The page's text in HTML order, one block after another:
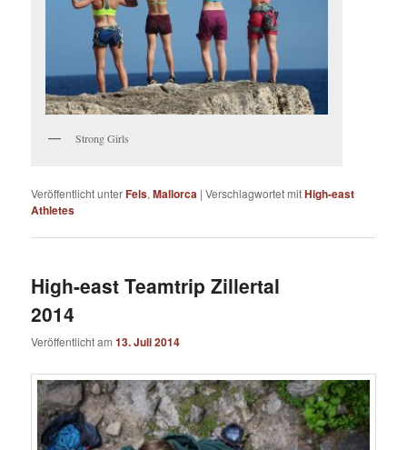
Strong Girls
Veröffentlicht unterFels,Mallorca |Verschlagwortet mitHigh-east
Athletes
High-east Teamtrip Zillertal
2014
Veröffentlicht am13. Juli 2014